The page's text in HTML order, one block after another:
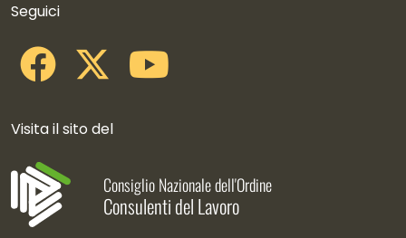
Seguici
Visita il sito del
Consiglio Nazionale dell'Ordine
Consulenti del Lavoro